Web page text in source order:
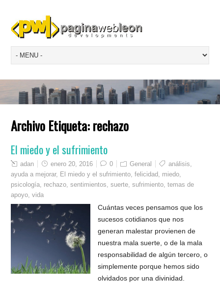
Archivo Etiqueta:rechazo
El miedo y el sufrimiento
adan enero 20, 2016 0 General análisis
ayuda a mejorar, El miedo y el sufrimiento ,felicidad miedo
psicología rechazo ,sentimientos ,suerte ,sufrimiento ,temas de
apoyo ,vida
Cuántas veces pensamos que los
sucesos cotidianos que nos
generan malestar provienen de
nuestra mala suerte, o de la mala
responsabilidad de algún tercero, o
simplemente porque hemos sido
olvidados por una divinidad.